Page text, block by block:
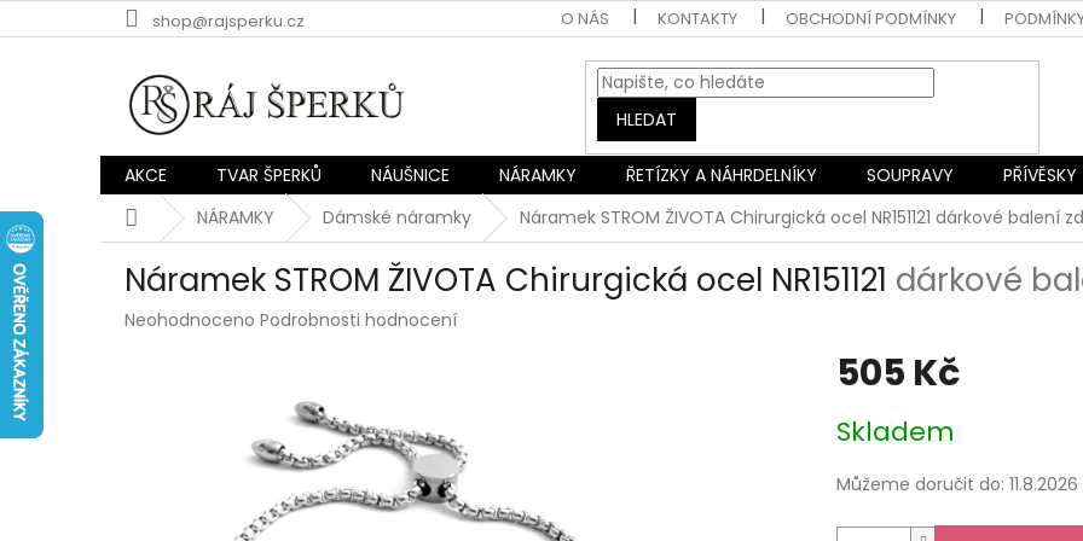
na
shop@rajsperku.cz O NÁS KONTAKTY OBCHODNÍ PODMÍNKY
HLEDAT
AKCE TVAR ŠPERKŮ NÁUŠNICE NÁRAMKY ŘETÍZKY A NÁHRDELNÍKY SOUPRAVY PŘÍVĚSKY
DomůNÁRAMKY Dámské náramky Náramek STROM ŽIVOTA Chirurgická ocel NR151121 dárkové balení
Náramek STROM ŽIVOTA Chirurgická ocel NR151121 dárkové
Průměrné
Neohodnoceno Podrobnosti hodnocení
505 Kč
cena:
Skladem
Můžeme doručit do: 11.8.2026